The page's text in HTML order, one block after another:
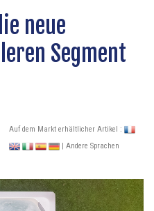
neue
Segment
Auf dem Markt erhältlicher Artikel :
| Andere Sprachen